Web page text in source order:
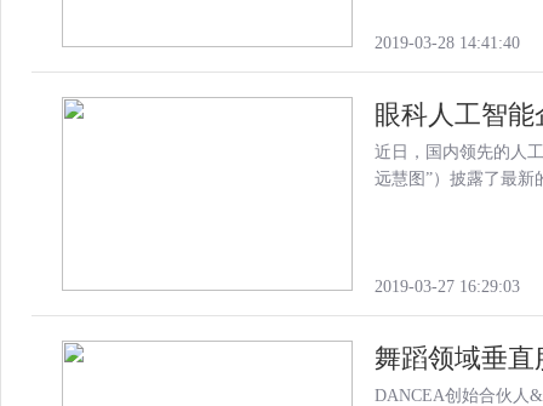
2019-03-28 14:41:40
眼科人工智
近日，国内领先的人
远慧图”）披露了最新
2019-03-27 16:29:03
舞蹈领域垂直
DANCEA创始合伙人